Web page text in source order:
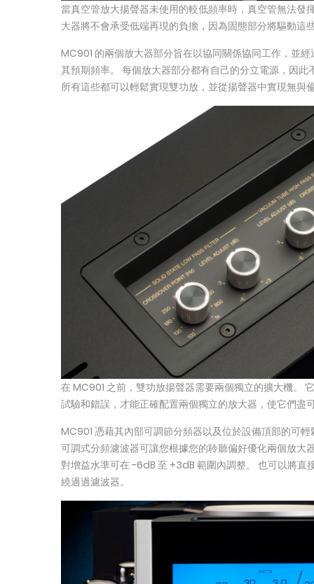
當真空管放大揚聲器未使用的較低頻率時，真空管無法發
大器將不會承受低端再現的負擔，因為固態部分將驅動這
MC901 的兩個放大器部分旨在以協同關係協同工作，並
其預期頻率。 每個放大器部分都有自己的分立電源，因
所有這些都可以輕鬆實現雙功放，並從揚聲器中實現無與
在 MC901 之前，雙功放揚聲器需要兩個獨立的擴大機。
試驗和錯誤，才能正確配置兩個獨立的放大器，使它們盡
MC901 憑藉其內部可調節分頻器以及位於設備頂部的可
可調式分頻濾波器可讓您根據您的聆聽偏好優化兩個放大
對增益水準可在 -6dB 至 +3dB 範圍內調整。 也可以將直
繞過過濾波器。